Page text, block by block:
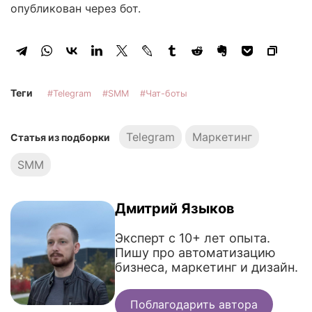
опубликован через бот.
Теги Telegram SMM Чат-боты
Статья из подборки Telegram
Маркетинг
SMM
Дмитрий Языков
Эксперт с 10+ лет опыта.
Пишу про автоматизацию
бизнеса, маркетинг и дизайн.
Поблагодарить автора